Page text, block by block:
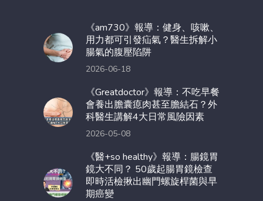
《am730》報導：健身、咳嗽、
用力都可引發疝氣？醫生拆解小
腸氣的腹壓陷阱
2026-06-18
《Greatdoctor》報導：不吃早餐
會養出膽囊瘜肉甚至膽結石？外
科醫生講解4大日常風險因素
2026-05-08
《醫+so healthy》報導：腸鏡胃
鏡大不同？ 50歲起腸胃鏡檢查
即時活檢揪出幽門螺旋桿菌與早
期癌變